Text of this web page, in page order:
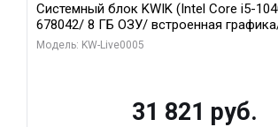
Системный блок KWIK (Intel Core i5-
678042/ 8 ГБ ОЗУ/ встроенная
Модель: KW-Live0005
31 821 руб.